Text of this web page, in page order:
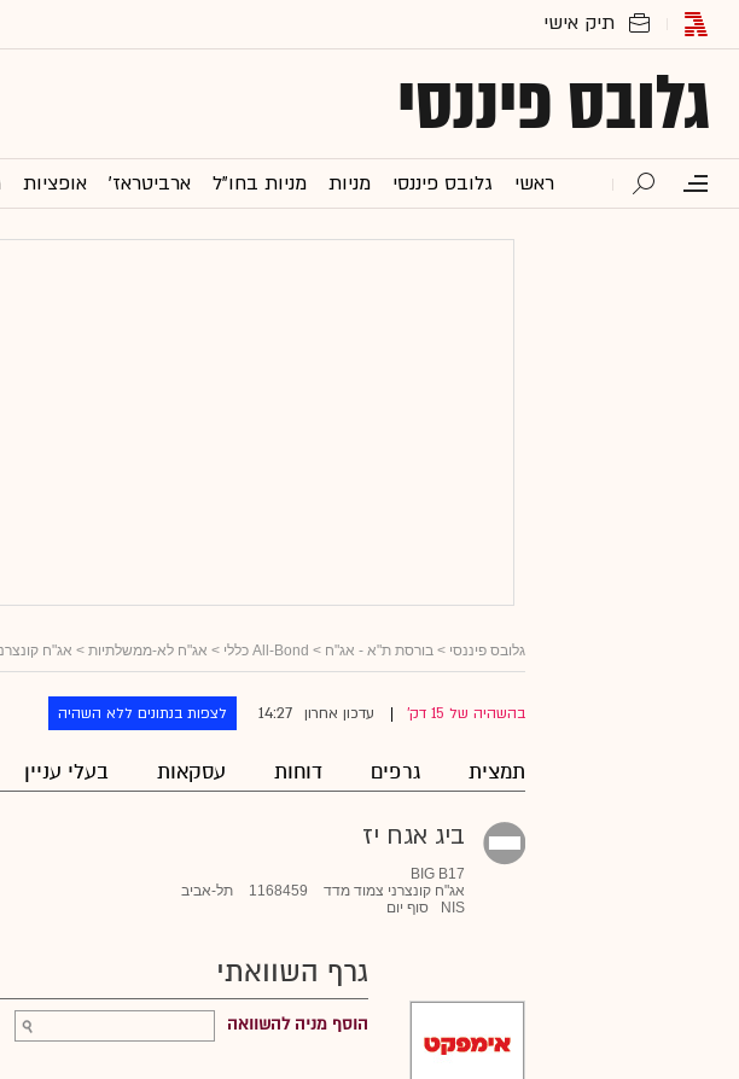
גלובס פיננסי
ראשי גלובס פיננסי מניות מניות בחו"ל ארביטראז' אופציות
גלובס פיננסי > בורסת ת"א - אג"ח > All-Bond כללי > אג"ח לא-ממשלתיות > אג"ח
בהשהיה של 15 דק' עדכון אחרון 14:27 לצפות בנתונים ללא השהיה
תמצית גרפים דוחות עסקאות בעלי עניין
ביג אגח יז
BIG B17
אג"ח קונצרני צמוד מדד
1168459
תל-אביב
NIS
סוף יום
גרף השוואתי
הוסף מניה להשוואה